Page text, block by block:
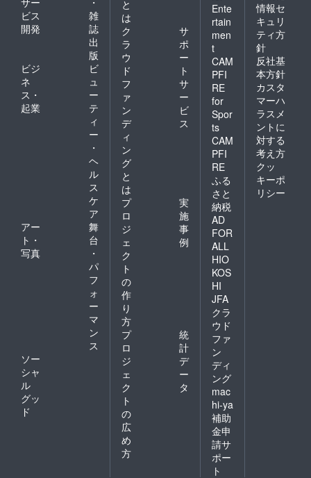
ビス
開発
雑
誌
出
版
ビジ
ネ
ス・
起業
ビ
ュ
ー
テ
ィ
ー
・
ヘ
ル
ス
ケ
ア
アー
ト・
写真
舞
台
・
パ
フ
ォ
ー
マ
ン
ス
ソー
シャ
ル
グッ
ド
と
は
ク
ラ
ウ
ド
フ
ァ
ン
デ
ィ
ン
グ
と
は
サ
ポ
ー
ト
サ
ー
ビ
ス
プ
ロ
ジ
ェ
ク
ト
の
作
り
方
実
施
事
例
プ
ロ
ジ
ェ
ク
ト
の
広
め
方
統
計
デ
ー
タ
Ente
rtain
men
t
CAM
PFI
RE
for
Spor
ts
CAM
PFI
RE
ふる
さと
納税
AD
FOR
ALL
HIO
KOS
HI
JFA
クラ
ウド
ファ
ン
ディ
ング
mac
hi-ya
補助
金申
請サ
ポー
ト
情報セ
キュリ
ティ方
針
反社基
本方針
カスタ
マーハ
ラスメ
ントに
対する
考え方
クッ
キーポ
リシー